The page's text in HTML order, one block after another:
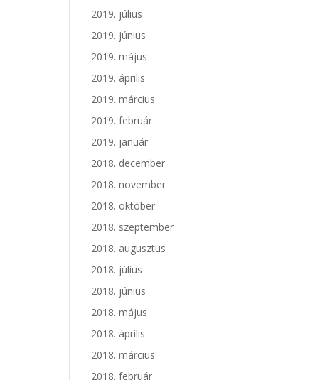
2019. július
2019. június
2019. május
2019. április
2019. március
2019. február
2019. január
2018. december
2018. november
2018. október
2018. szeptember
2018. augusztus
2018. július
2018. június
2018. május
2018. április
2018. március
2018. február